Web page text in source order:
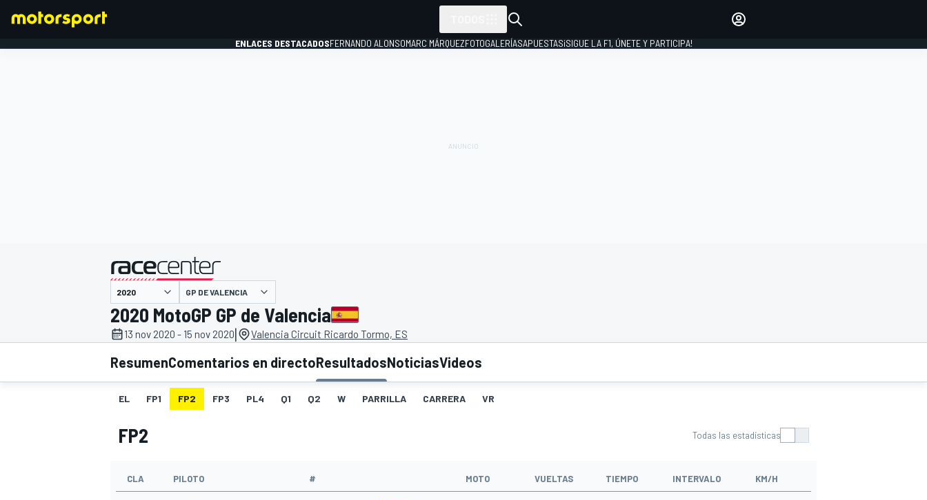
INDYCAR WRC
ENLACES DESTACADOSFERNANDO ALONSOMARC MÁRQUEZFOTOGALERÍASAPUESTAS¡SIGUE LA F1, ÚNETE Y PARTICIPA!
presentado por
GP DE VALENCIA
2020 MotoGP GP de Valencia
13 nov 2020 - 15 nov 2020| Valencia Circuit Ricardo Tormo, ES
ResumenComentarios en directoResultadosNoticiasVideos
EL FP1 FP2 FP3 PL4 Q1 Q2 W PARRILLA CARRERA VR
FP2 Todas las estadísticas
CLA PILOTO # MOTO VUELTAS TIEMPO INTERVALO KM/H